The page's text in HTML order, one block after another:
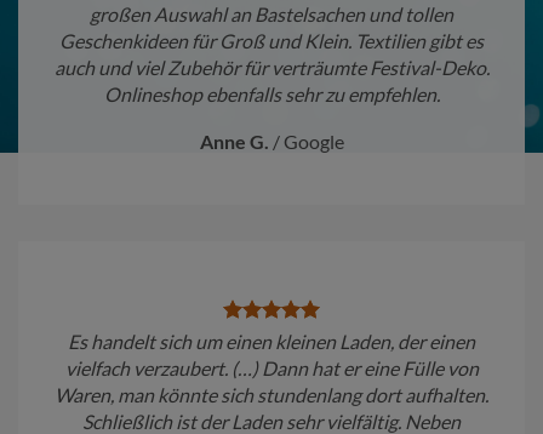
großen Auswahl an Bastelsachen und tollen
Geschenkideen für Groß und Klein. Textilien gibt es
auch und viel Zubehör für verträumte Festival-Deko.
Onlineshop ebenfalls sehr zu empfehlen.
Anne G. / Google
Es handelt sich um einen kleinen Laden, der einen
vielfach verzaubert. (…) Dann hat er eine Fülle von
Waren, man könnte sich stundenlang dort aufhalten.
Schließlich ist der Laden sehr vielfältig. Neben